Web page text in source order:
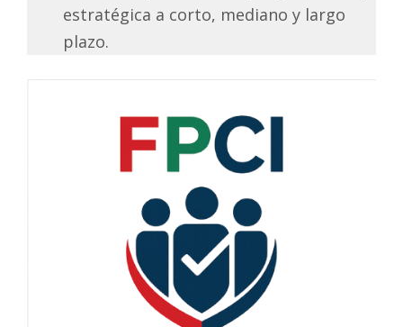
estratégica a corto, mediano y largo
plazo.